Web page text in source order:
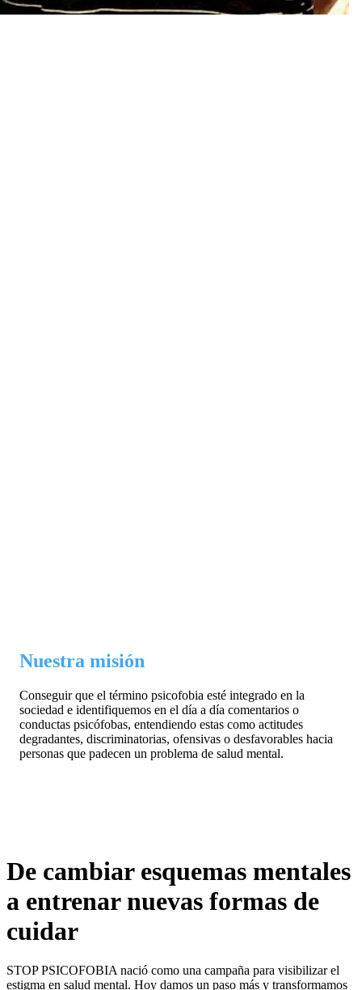
Nuestra misión
Conseguir que el término psicofobia esté integrado en la
sociedad e identifiquemos en el día a día comentarios o
conductas psicófobas, entendiendo estas como actitudes
degradantes, discriminatorias, ofensivas o desfavorables hacia
personas que padecen un problema de salud mental.
De cambiar esquemas mentales
a entrenar nuevas formas de
cuidar
STOP PSICOFOBIA nació como una campaña para visibilizar el
estigma en salud mental. Hoy damos un paso más y transformamos